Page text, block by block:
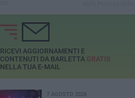
Repubblica di
RICEVI AGGIORNAMENTI E
CONTENUTI DA BARLETTA GRATIS
NELLA TUA E-MAIL
7 AGOSTO 2026